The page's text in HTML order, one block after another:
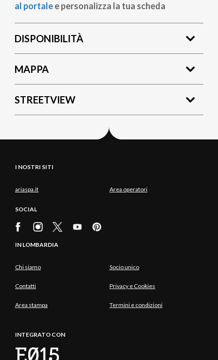
al portalee personalizza la tua scheda
DISPONIBILITÀ
MAPPA
STREETVIEW
I NOSTRI SITI
ariaspa.it Area operatori
SOCIAL
IN LOMBARDIA
Chi siamo Socio unico
Contatti Privacy e Cookies
Area stampa Termini e condizioni
INTEGRATO CON